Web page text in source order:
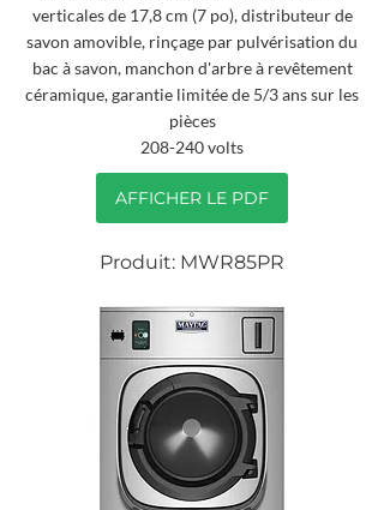
verticales de 17,8 cm (7 po), distributeur de
savon amovible, rinçage par pulvérisation du
bac à savon, manchon d'arbre à revêtement
céramique, garantie limitée de 5/3 ans sur les
pièces
208-240 volts
AFFICHER LE PDF
Produit: MWR85PR